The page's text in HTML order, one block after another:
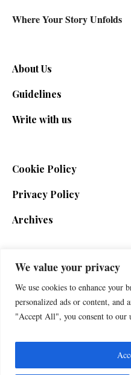
We value your privacy
We use cookies to enhance your
personalized ads or content,
"Accept All", you consent to our
Where Your Story Unfolds
About Us
Guidelines
Write with us
Cookie Policy
Privacy Policy
Archives
SIGN UP FOR THE